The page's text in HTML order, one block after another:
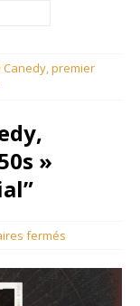
Canedy, premier
»
fermés